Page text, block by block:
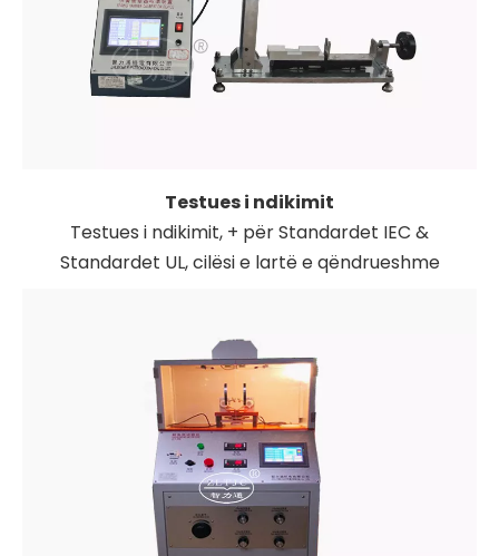
Testues i ndikimit
Testues i ndikimit, + për Standardet IEC &
Standardet UL, cilësi e lartë e qëndrueshme